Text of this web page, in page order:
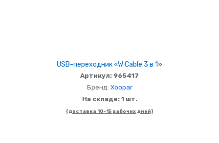
USB-переходник «W Cable 3 в 1»
Артикул: 965417
Бренд: Xoopar
На складе: 1 шт.
(доставка 10-15 рабочих дней)